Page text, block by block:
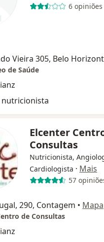
6 opiniões
Vieira 305, Belo
de Saúde
nutricionista
Elcenter
Consultas
Nutricionista,
Cardiologista · Mais
57
290, Contagem • Mapa
de Consultas